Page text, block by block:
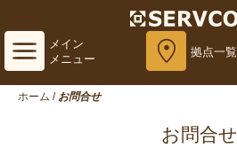
メイン
メニュー
拠点一覧
ホーム / お問合せ
お問合せ